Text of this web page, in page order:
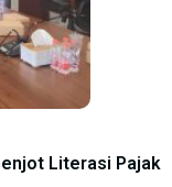
Literasi Pajak